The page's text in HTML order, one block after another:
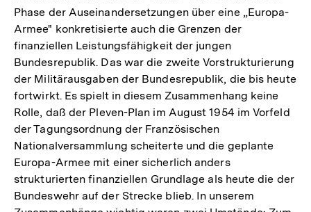
Phase der Auseinandersetzungen über eine „Europa-
Armee" konkretisierte auch die Grenzen der
finanziellen Leistungsfähigkeit der jungen
Bundesrepublik. Das war die zweite Vorstrukturierung
der Militärausgaben der Bundesrepublik, die bis heute
fortwirkt. Es spielt in diesem Zusammenhang keine
Rolle, daß der Pleven-Plan im August 1954 im Vorfeld
der Tagungsordnung der Französischen
Nationalversammlung scheiterte und die geplante
Europa-Armee mit einer sicherlich anders
strukturierten finanziellen Grundlage als heute die der
Bundeswehr auf der Strecke blieb. In unserem